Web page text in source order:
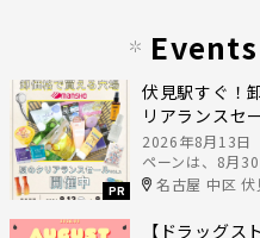
PR
伏見駅すぐ！
リアランスセ
2026年8月13日
ペーンは、8月30
名古屋 中区 伏
【ドラッグ